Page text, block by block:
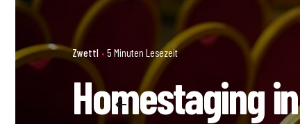
Zwettl 5 Minuten Lesezeit
Homestaging in